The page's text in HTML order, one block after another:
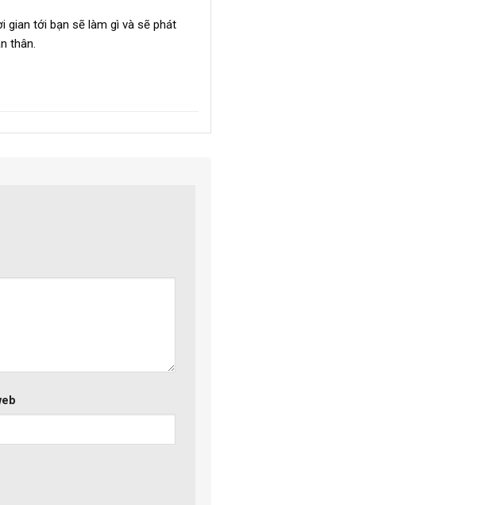
gian tới bạn sẽ làm gì và sẽ phát
thân.